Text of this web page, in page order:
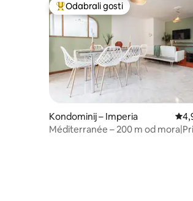
Među najviše rangiranima s
Odabrali gosti
Kondominij – Imperia
Méditerranée – 200 m od